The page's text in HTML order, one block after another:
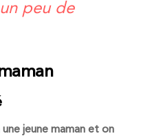
peu de
jeune maman et on